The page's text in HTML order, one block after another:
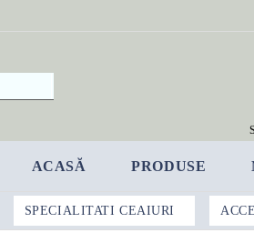
ACASĂ PRODUSE
SPECIALITATI CEAIURI